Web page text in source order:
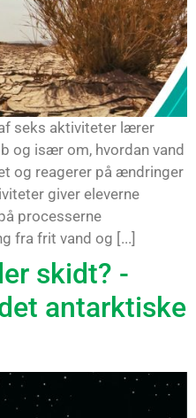
seks aktiviteter lærer
og især om, hvordan vand
og reagerer på ændringer
giver eleverne
processerne
fra frit vand og [...]
skidt? -
antarktiske